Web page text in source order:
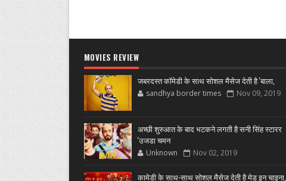
MOVIES REVIEW
जबरदस्त कॉमेडी के साथ सोशल मैसेज देती है 'बाला,
sandhya border times Nov 09, 2019
अच्छी शुरुआत के बाद भटकने लगती है सनी सिंह स्टारर
'उजडा चमन
Unknown Nov 02, 2019
कामेडी के साथ-साथ सोशल मैसेज देती है मेड इन चाइना,